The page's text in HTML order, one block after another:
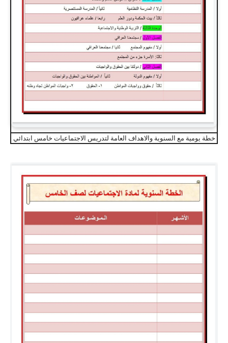
خطة يومية مع السنوية والاهداف العامة لتدريس الاجتماعيات خامس ابتدائي